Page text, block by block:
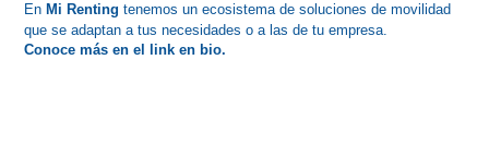
En Mi Renting tenemos un ecosistema de soluciones de movilidad
que se adaptan a tus necesidades o a las de tu empresa.
Conoce más en el link en bio.